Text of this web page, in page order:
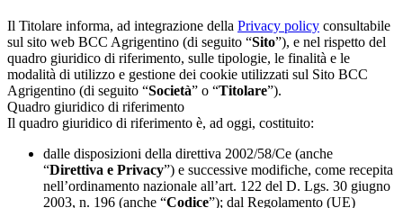
Il Titolare informa, ad integrazione della Privacy policy consultabile
sul sito web BCC Agrigentino (di seguito “Sito”), e nel rispetto del
quadro giuridico di riferimento, sulle tipologie, le finalità e le
modalità di utilizzo e gestione dei cookie utilizzati sul Sito BCC
Agrigentino (di seguito “Società” o “Titolare”).
Quadro giuridico di riferimento
Il quadro giuridico di riferimento è, ad oggi, costituito:
dalle disposizioni della direttiva 2002/58/Ce (anche
“Direttiva e Privacy”) e successive modifiche, come recepita
nell’ordinamento nazionale all’art. 122 del D. Lgs. 30 giugno
2003, n. 196 (anche “Codice”); dal Regolamento (UE)